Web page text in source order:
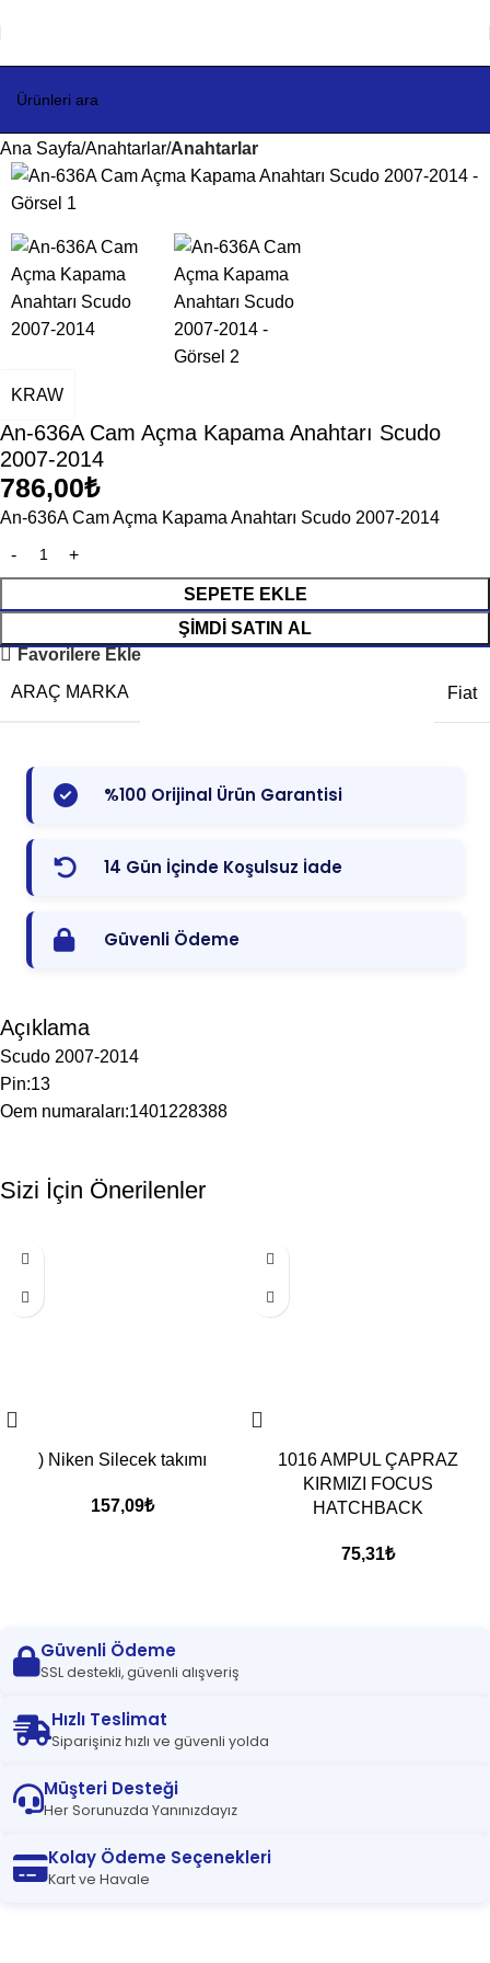
Ana Sayfa Anahtarlar Anahtarlar
KRAW
An-636A Cam Açma Kapama Anahtarı Scudo
2007-2014
786,00₺
An-636A Cam Açma Kapama Anahtarı Scudo 2007-2014
SEPETE EKLE
ŞIMDI SATIN AL
Favorilere Ekle
ARAÇ MARKA Fiat
%100 Orijinal Ürün Garantisi
14 Gün İçinde Koşulsuz İade
Güvenli Ödeme
Açıklama
Scudo 2007-2014
Pin:13
Oem numaraları:1401228388
Sizi İçin Önerilenler
) Niken Silecek takımı
157,09₺
1016 AMPUL ÇAPRAZ
KIRMIZI FOCUS
HATCHBACK
75,31₺
Güvenli Ödeme
SSL destekli, güvenli alışveriş
Hızlı Teslimat
Siparişiniz hızlı ve güvenli yolda
Müşteri Desteği
Her Sorunuzda Yanınızdayız
Kolay Ödeme Seçenekleri
Kart ve Havale